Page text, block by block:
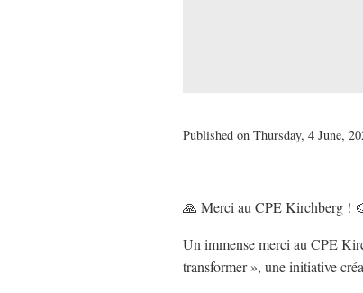
Published on Thursday, 4 June,
🙏 Merci au CPE Kirchberg !
Un immense merci au CPE
transformer », une initiative